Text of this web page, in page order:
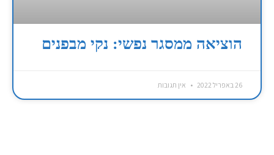
הוציאה ממסגר נפשי: נקי מבפנים
26 באפריל 2022 אין תגובות